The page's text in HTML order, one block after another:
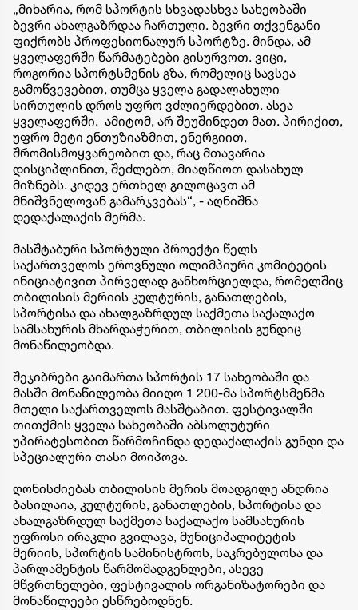
„მიხარია, რომ სპორტის სხვადასხვა სახეობაში
ბევრი ახალგაზრდაა ჩართული. ბევრი თქვენგანი
ფიქრობს პროფესიონალურ სპორტზე. მინდა, ამ
ყველაფერში წარმატებები გისურვოთ. ვიცი,
როგორია სპორტსმენის გზა, რომელიც სავსეა
გამოწვევებით, თუმცა ყველა გადალახული
სირთულის დროს უფრო ვძლიერდებით. ასეა
ყველაფერში. ამიტომ, არ შეუშინდეთ მათ. პირიქით,
უფრო მეტი ენთუზიაზმით, ენერგიით,
შრომისმოყვარეობით და, რაც მთავარია
დისციპლინით, შეძლებთ, მიაღწიოთ დასახულ
მიზნებს. კიდევ ერთხელ გილოცავთ ამ
მნიშვნელოვან გამარჯვებას“, - აღნიშნა
დედაქალაქის მერმა.
მასშტაბური სპორტული პროექტი წელს
საქართველოს ეროვნული ოლიმპიური კომიტეტის
ინიციატივით პირველად განხორციელდა, რომელშიც
თბილისის მერიის კულტურის, განათლების,
სპორტისა და ახალგაზრდულ საქმეთა საქალაქო
სამსახურის მხარდაჭერით, თბილისის გუნდიც
მონაწილეობდა.
შეჯიბრები გაიმართა სპორტის 17 სახეობაში და
მასში მონაწილეობა მიიღო 1 200-მა სპორტსმენმა
მთელი საქართველოს მასშტაბით. ფესტივალში
თითქმის ყველა სახეობაში აბსოლუტური
უპირატესობით წარმოჩინდა დედაქალაქის გუნდი და
სპეციალური თასი მოიპოვა.
ღონისძიებას თბილისის მერის მოადგილე ანდრია
ბასილაია, კულტურის, განათლების, სპორტისა და
ახალგაზრდულ საქმეთა საქალაქო სამსახურის
უფროსი ირაკლი გვილავა, მუნიციპალიტეტის
მერიის, სპორტის სამინისტროს, საკრებულოსა და
პარლამენტის წარმომადგენლები, ასევე
მწვრთნელები, ფესტივალის ორგანიზატორები და
მონაწილეები ესწრებოდნენ.